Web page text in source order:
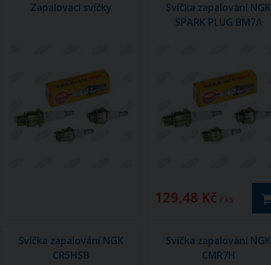
Zapalovací svíčky
Svíčka zapalování NGK
SPARK PLUG BM7A
129,48 Kč / ks
Svíčka zapalování NGK
CR5HSB
Svíčka zapalování NGK
CMR7H